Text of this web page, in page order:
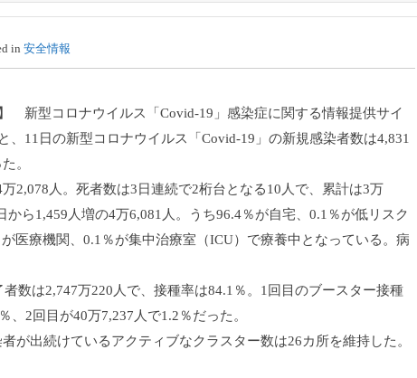
in 安全情報
新型コロナウイルス「Covid-19」感染症に関する情報提供サイ
、11日の新型コロナウイルス「Covid-19」の新規感染者数は4,831
。
2,078人。死者数は3日連続で2桁台となる10人で、累計は3万
ら1,459人増の4万6,081人。うち96.4％が自宅、0.1％が低リスク
医療機関、0.1％が集中治療室（ICU）で療養中となっている。病
数は2,747万220人で、接種率は84.1％。1回目のブースター接種
、2回目が40万7,237人で1.2％だった。
が出続けているアクティブなクラスター数は26カ所を維持した。